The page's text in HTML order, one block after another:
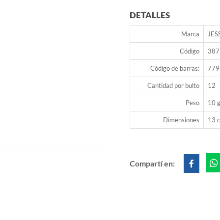
DETALLES
Marca
Código
Código de barras:
Cantidad por bulto 12
Peso 10
Dimensiones 13
Compartí en: